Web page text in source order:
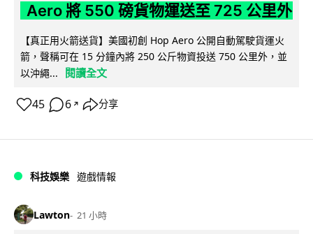
Aero 將 550 磅貨物運送至 725 公里外
【真正用火箭送貨】美國初創 Hop Aero 公開自動駕駛貨運火
箭，聲稱可在 15 分鐘內將 250 公斤物資投送 750 公里外，並
以沖繩...
閱讀全文
45 6 ↗ 分享
科技娛樂 遊戲情報
Lawton 21 小時